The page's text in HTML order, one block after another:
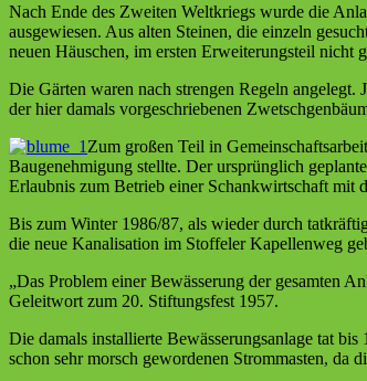
Nach Ende des Zweiten Weltkriegs wurde die
ausgewiesen. Aus alten Steinen, die einzeln
neuen Häuschen, im ersten Erweiterungsteil nicht
Die Gärten waren nach strengen Regeln
der hier damals vorgeschriebenen
Zum großen Teil in
Baugenehmigung stellte. Der ursprünglich
Erlaubnis zum Betrieb einer Schankwirtschaft mit
Bis zum Winter 1986/87, als wieder durch
die neue Kanalisation im Stoffeler Kapellenweg
„Das Problem einer Bewässerung der gesamten
Geleitwort zum 20. Stiftungsfest 1957.
Die damals installierte Bewässerungsanlage tat
schon sehr morsch gewordenen Strommasten, da